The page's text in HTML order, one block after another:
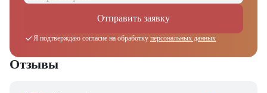
Отправить заявку
Я подтверждаю согласие на обработку персональных данных
Отзывы